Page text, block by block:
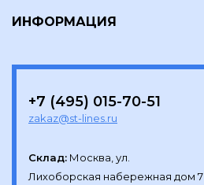
ИНФОРМАЦИЯ
+7 (495) 015-70-51
zakaz@st-lines.ru
Склад: Москва, ул.
Лихоборская набережная дом 7